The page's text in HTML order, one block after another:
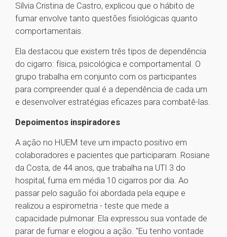
Sílvia Cristina de Castro, explicou que o hábito de
fumar envolve tanto questões fisiológicas quanto
comportamentais.
Ela destacou que existem três tipos de dependência
do cigarro: física, psicológica e comportamental. O
grupo trabalha em conjunto com os participantes
para compreender qual é a dependência de cada um
e desenvolver estratégias eficazes para combatê-las.
Depoimentos inspiradores
A ação no HUEM teve um impacto positivo em
colaboradores e pacientes que participaram. Rosiane
da Costa, de 44 anos, que trabalha na UTI 3 do
hospital, fuma em média 10 cigarros por dia. Ao
passar pelo saguão foi abordada pela equipe e
realizou a espirometria - teste que mede a
capacidade pulmonar. Ela expressou sua vontade de
parar de fumar e elogiou a ação. "Eu tenho vontade